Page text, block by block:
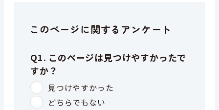
このページに関するアンケート